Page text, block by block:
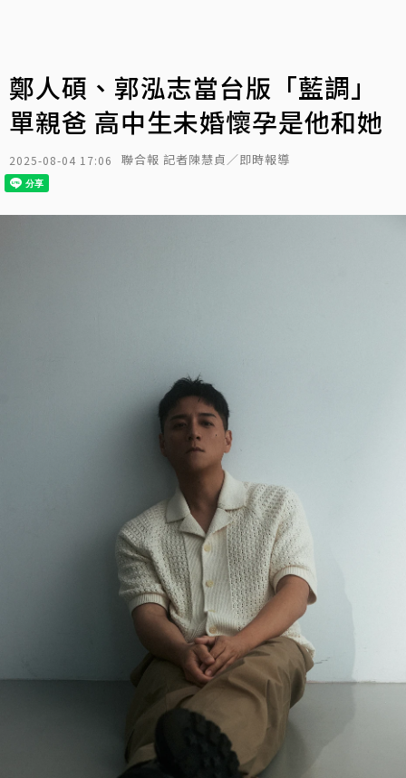
鄭人碩、郭泓志當台版「藍調」
單親爸 高中生未婚懷孕是他和她
2025-08-04 17:06 聯合報 記者陳慧貞／即時報導